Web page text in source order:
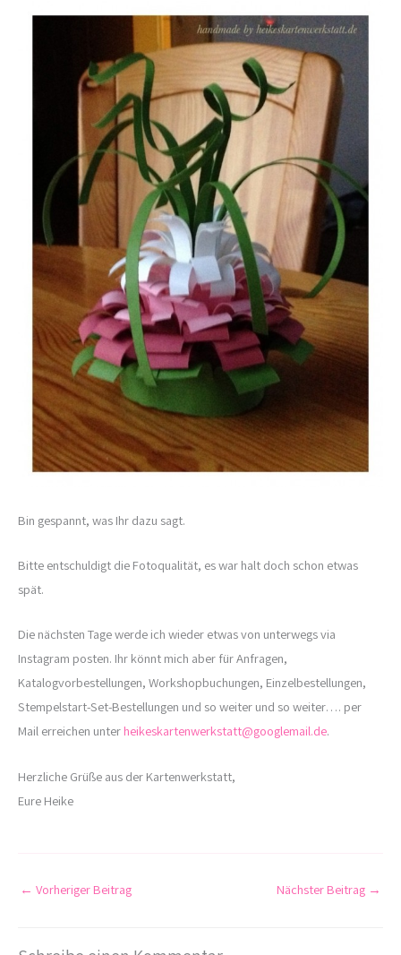
Bin gespannt, was Ihr dazu sagt.
Bitte entschuldigt die Fotoqualität, es war halt doch schon etwas
spät.
Die nächsten Tage werde ich wieder etwas von unterwegs via
Instagram posten. Ihr könnt mich aber für Anfragen,
Katalogvorbestellungen, Workshopbuchungen, Einzelbestellungen,
Stempelstart-Set-Bestellungen und so weiter und so weiter…. per
Mail erreichen unter heikeskartenwerkstatt@googlemail.de.
Herzliche Grüße aus der Kartenwerkstatt,
Eure Heike
← Vorheriger Beitrag Nächster Beitrag →